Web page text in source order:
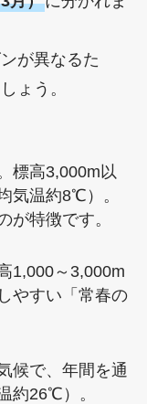
が異なるた
ょう。
標高3,000m以
気温約8℃）。
が特徴です。
1,000～3,000m
やすい「常春の
候で、年間を通
約26℃）。